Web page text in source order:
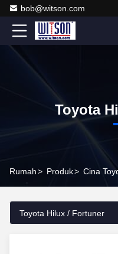
bob@witson.com
Toyota
Rumah> Produk> Cina
Toyota Hilux / Fortuner